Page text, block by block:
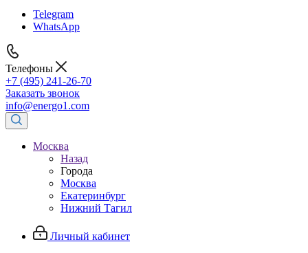
Telegram
WhatsApp
Телефоны
+7 (495) 241-26-70
Заказать звонок
info@energo1.com
Москва
Назад
Города
Москва
Екатеринбург
Нижний Тагил
Личный кабинет